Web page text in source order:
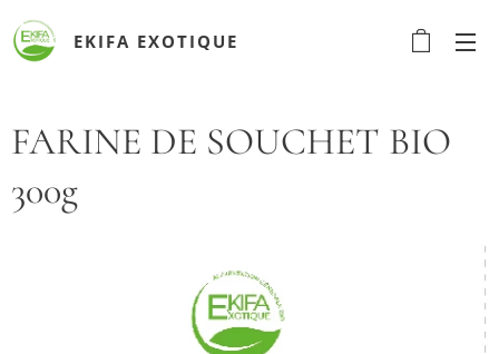
EKIFA EXOTIQUE
FARINE DE SOUCHET BIO
300g